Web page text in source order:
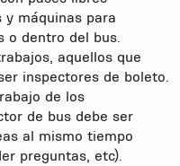
máquinas para
o dentro del bus.
aquellos que
inspectores de boleto.
de los
de bus debe ser
al mismo tiempo
preguntas, etc).